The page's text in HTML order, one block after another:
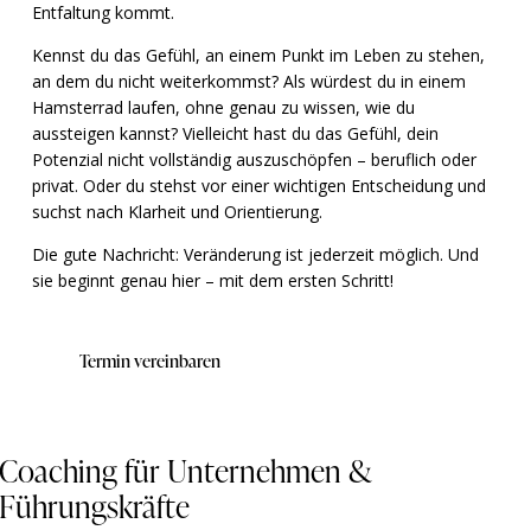
Entfaltung kommt.
Kennst du das Gefühl, an einem Punkt im Leben zu stehen,
an dem du nicht weiterkommst? Als würdest du in einem
Hamsterrad laufen, ohne genau zu wissen, wie du
aussteigen kannst? Vielleicht hast du das Gefühl, dein
Potenzial nicht vollständig auszuschöpfen – beruflich oder
privat. Oder du stehst vor einer wichtigen Entscheidung und
suchst nach Klarheit und Orientierung.
Die gute Nachricht: Veränderung ist jederzeit möglich. Und
sie beginnt genau hier – mit dem ersten Schritt!
Termin vereinbaren
Coaching für Unternehmen &
Führungskräfte